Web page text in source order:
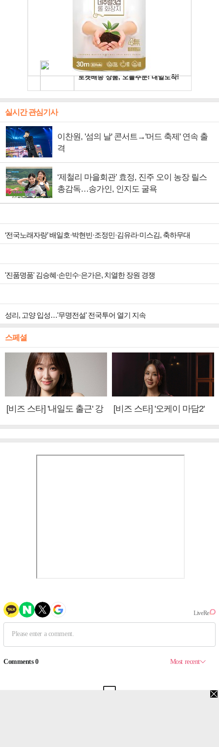
실시간 관심기사
이찬원, '섬의 날' 콘서트→'머드 축제' 연속 출
격
‘제철리 마을회관’ 효정, 진주 오이 농장 릴스
총감독…송가인, 인지도 굴욕
‘전국노래자랑’ 배일호·박현빈·조정민·김유라·미스김, 축하무대
'진품명품' 김승혜·손민수·은가은, 치열한 장원 경쟁
성리, 고양 입성…'무명전설' 전국투어 열기 지속
스페셜
[비즈 스타] '내일도 출근' 강
[비즈 스타] '오케이 마담2'